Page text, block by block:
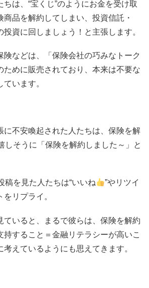
は、“宝くじ”のようにお金を受け取
商品を解約してしまい、投資信託・
資に回しましょう！と主張します。
険などは、「保険会社の巧みなトーク
ために販売されており、本来は不要な
います。
に不安喚起された人たちは、保険を解
しそうに「保険を解約しました～」と
稿を見た人たちは“いいね
”やリツイ
リプライ。
ていると、まるで彼らは、保険を解約
持すること＝金融リテラシーが高いこ
えているようにも思えてきます。